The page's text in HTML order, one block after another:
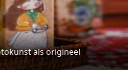
als origineel